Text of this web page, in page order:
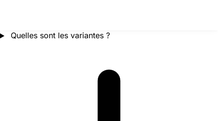
Quelles sont les variantes ?